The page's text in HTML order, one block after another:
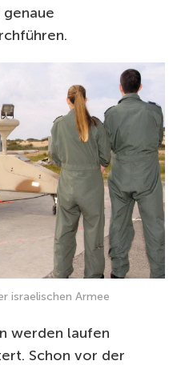
israelischen Armee
werden laufen
Schon vor der